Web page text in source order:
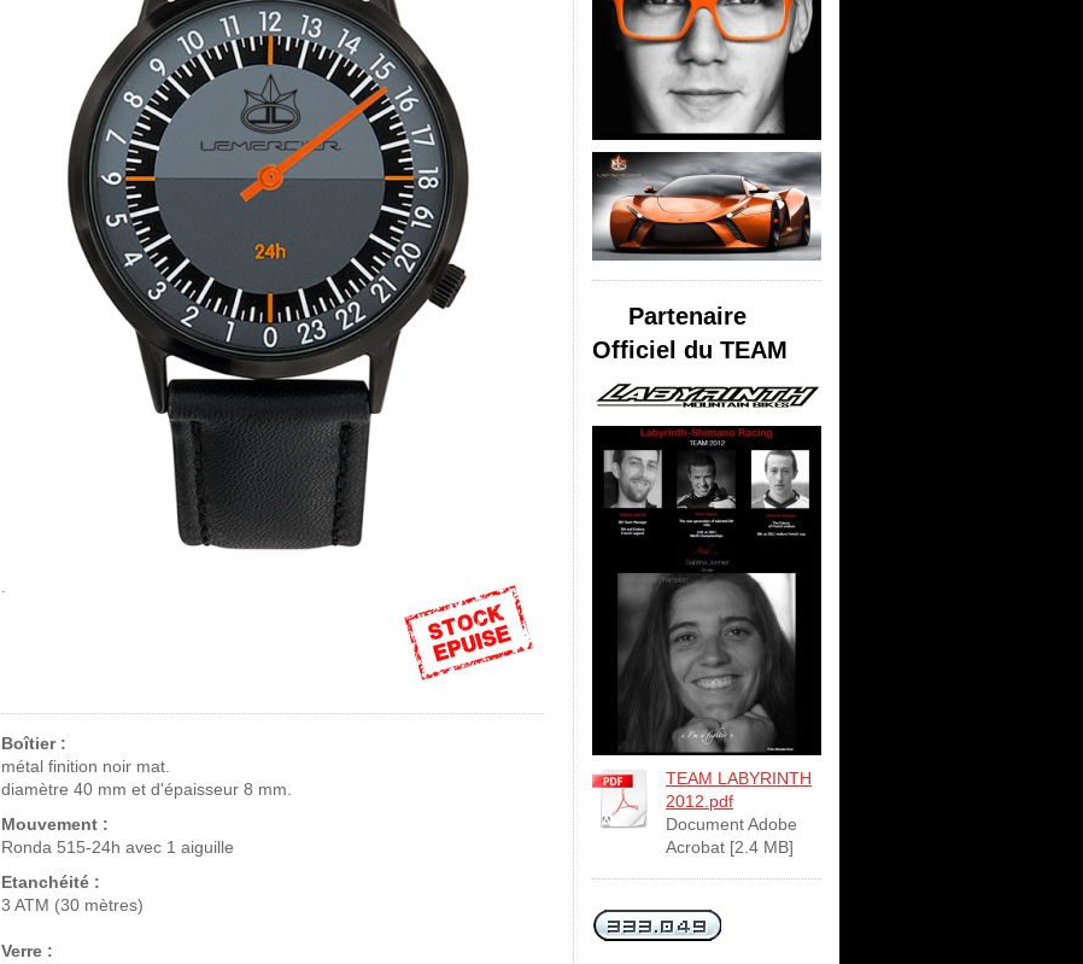
Boîtier :
métal finition noir mat.
diamètre 40 mm et d'épaisseur 8 mm.
Mouvement :
Ronda 515-24h avec 1 aiguille
Etanchéité :
3 ATM (30 mètres)
Verre :
Partenaire
Officiel du TEAM
TEAM LABYRINTH
2012.pdf
Document Adobe
Acrobat [2.4 MB]